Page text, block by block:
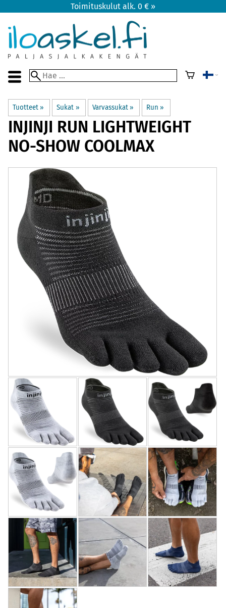
Toimituskulut alk. 0 € »
Tuotteet ‪» Sukat ‪» Varvassukat ‪» Run ‪»
INJINJI RUN LIGHTWEIGHT
NO-SHOW COOLMAX